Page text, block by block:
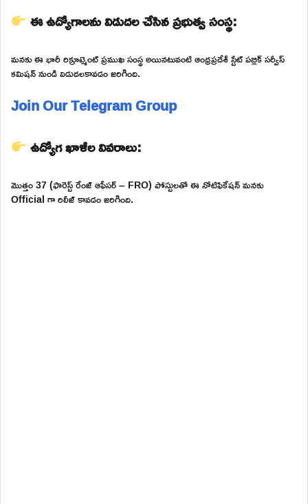
ఈ ఉద్యోగాలను విడుదల చేసిన ప్రభుత్వ సంస్థ:
మనకు ఈ భారీ రిక్రూట్మెంట్ ప్రముఖ సంస్థ అయినటువంటి ఆంధ్రప్రదేశ్ స్టేట్ పబ్లిక్ సర్వీస్
కమిషన్ నుండి విడుదలకావడం జరిగింది.
Join Our Telegram Group
ఉద్యోగ ఖాళీల వివరాలు:
మొత్తం 37 (ఫారెస్ట్ రేంజ్ ఆఫీసర్ – FRO) పోస్టులతో ఈ నోటిఫికేషన్ మనకు
Official గా రిలీజ్ కావడం జరిగింది.